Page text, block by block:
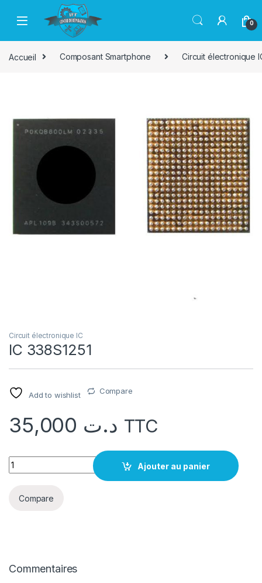
Passer à la navigation
Aller au contenu
0
Accueil Composant Smartphone Circuit électronique
Circuit électronique IC
IC 338S1251
Add to wishlist Compare
د.ت TTC
quantité IC 338S1251
Ajouter au panier
Compare
Commentaires